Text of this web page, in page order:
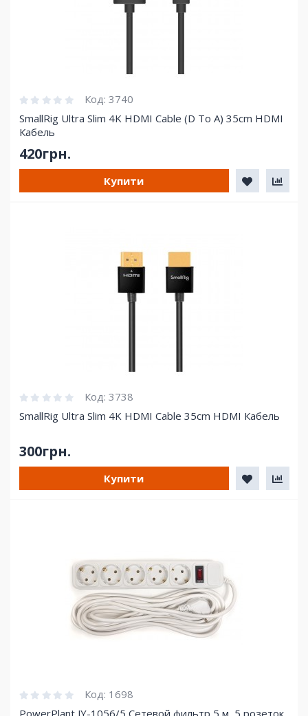
Код: 3740
SmallRig Ultra Slim 4K HDMI Cable (D To A) 35cm HDMI
Кабель
420грн.
Купити
Код: 3738
SmallRig Ultra Slim 4K HDMI Cable 35cm HDMI Кабель
300грн.
Купити
Код: 1698